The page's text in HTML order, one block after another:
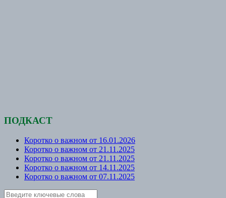
ПОДКАСТ
Коротко о важном от 16.01.2026
Коротко о важном от 21.11.2025
Коротко о важном от 21.11.2025
Коротко о важном от 14.11.2025
Коротко о важном от 07.11.2025